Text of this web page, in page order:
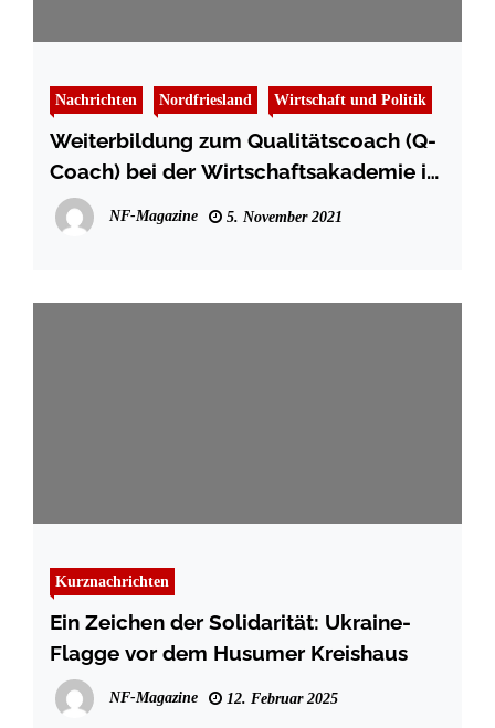
Nachrichten Nordfriesland Wirtschaft und Politik
Weiterbildung zum Qualitätscoach (Q-
Coach) bei der Wirtschaftsakademie in
Husum
NF-Magazine 5. November 2021
Kurznachrichten
Ein Zeichen der Solidarität: Ukraine-
Flagge vor dem Husumer Kreishaus
NF-Magazine 12. Februar 2025